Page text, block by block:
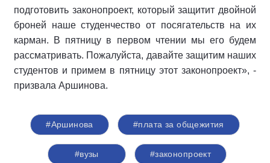
подготовить законопроект, который защитит двойной
броней наше студенчество от посягательств на их
карман. В пятницу в первом чтении мы его будем
рассматривать. Пожалуйста, давайте защитим наших
студентов и примем в пятницу этот законопроект», -
призвала Аршинова.
#Аршинова #плата за общежития
#вузы #законопроект